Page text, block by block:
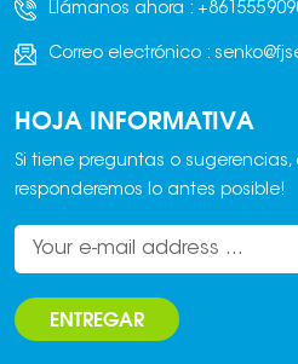
Llámanos ahora :
Correo electrónico :
HOJA INFORMATIVA
Si tiene preguntas o sugerencias,
responderemos lo antes posible!
ENTREGAR